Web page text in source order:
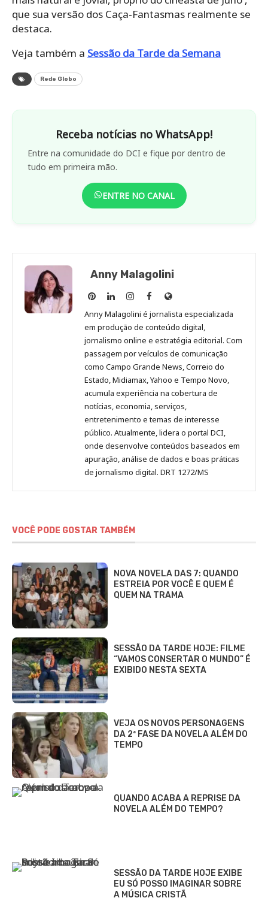
que sua versão dos Caça-Fantasmas realmente se
destaca.
Veja também a Sessão da Tarde da Semana
Rede Globo
Receba notícias no WhatsApp!
Entre na comunidade do DCI e fique por dentro de
tudo em primeira mão.
ENTRE NO CANAL
Anny Malagolini
Anny
Malagolini
no
Pinterest
Anny
Malagolini
no
LinkedIn
Anny
Malagolini
no
Instagram
Anny
Malagolini
no
Facebook
Site
de
Anny
Malagolini
Anny Malagolini é jornalista especializada
em produção de conteúdo digital,
jornalismo online e estratégia editorial. Com
passagem por veículos de comunicação
como Campo Grande News, Correio do
Estado, Midiamax, Yahoo e Tempo Novo,
acumula experiência na cobertura de
notícias, economia, serviços,
entretenimento e temas de interesse
público. Atualmente, lidera o portal DCI,
onde desenvolve conteúdos baseados em
apuração, análise de dados e boas práticas
de jornalismo digital. DRT 1272/MS
VOCÊ PODE GOSTAR TAMBÉM
NOVA NOVELA DAS 7: QUANDO
ESTREIA POR VOCÊ E QUEM É
QUEM NA TRAMA
SESSÃO DA TARDE HOJE: FILME
“VAMOS CONSERTAR O MUNDO” É
EXIBIDO NESTA SEXTA
VEJA OS NOVOS PERSONAGENS
DA 2ª FASE DA NOVELA ALÉM DO
TEMPO
QUANDO ACABA A REPRISE DA
NOVELA ALÉM DO TEMPO?
SESSÃO DA TARDE HOJE EXIBE
EU SÓ POSSO IMAGINAR SOBRE
A MÚSICA CRISTÃ